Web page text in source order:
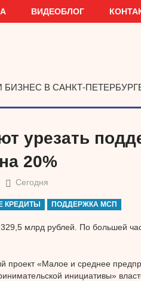
ВИДЕОБЛОГ
В САНКТ-
урезать
20%
Сегодня
КРЕДИТЫ ПОДДЕРЖКА МСП
млрд рублей. По большей
проект «Малое и среднее
инициативы»